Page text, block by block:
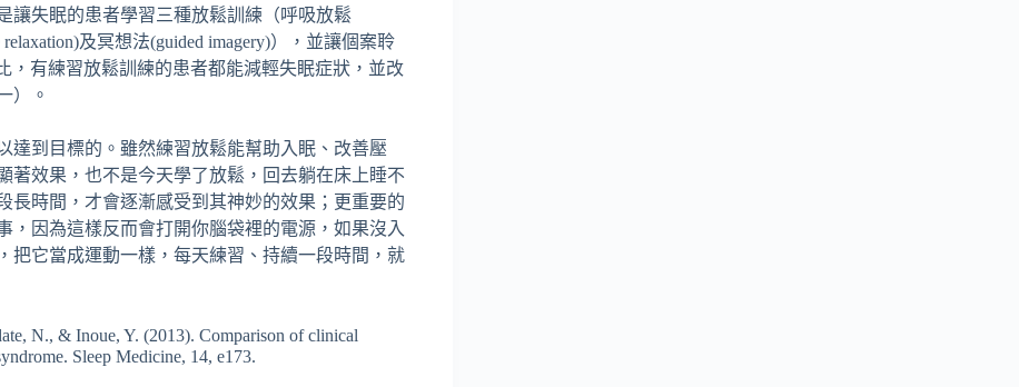
讓失眠的患者學習三種放鬆訓練（呼吸放鬆
及冥想法(guided imagery)），並讓個案聆
，有練習放鬆訓練的患者都能減輕失眠症狀，並改
）。
達到目標的。雖然練習放鬆能幫助入眠、改善壓
著效果，也不是今天學了放鬆，回去躺在床上睡不
長時間，才會逐漸感受到其神妙的效果；更重要的
因為這樣反而會打開你腦袋裡的電源，如果沒入
把它當成運動一樣，每天練習、持續一段時間，就
N., & Inoue, Y. (2013). Comparison of clinical
Sleep Medicine, 14, e173.